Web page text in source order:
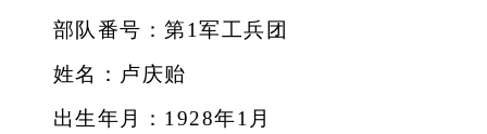
部队番号：第1军工兵团
姓名：卢庆贻
出生年月：1928年1月